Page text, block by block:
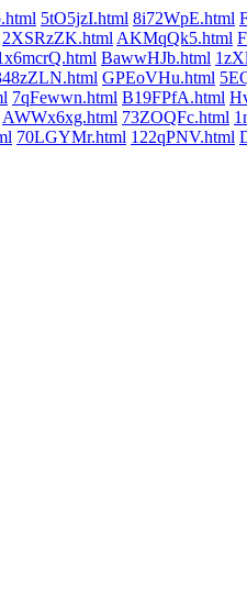
5tO5jzI.html 8i72WpE.html
2XSRzZK.html AKMqQk5.html
BawwHJb.html
GPEoVHu.html
7qFewwn.html B19FPfA.html
AWWx6xg.html 73ZOQFc.html
70LGYMr.html 122qPNV.html